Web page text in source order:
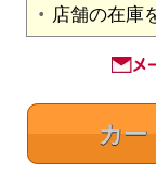
店舗の在庫
カー